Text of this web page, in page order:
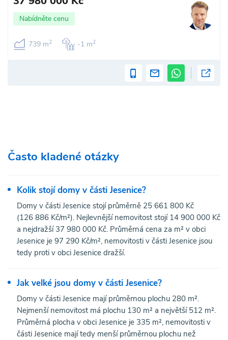
Nabídněte cenu
739 m2 -1 m2
Často kladené otázky
Kolik stojí domy v části Jesenice?
Domy v části Jesenice stojí průměrně 25 661 800 Kč
(126 886 Kč/m²). Nejlevnější nemovitost stojí 14 900 000 Kč
a nejdražší 37 980 000 Kč. Průměrná cena za m² v obci
Jesenice je 97 290 Kč/m², nemovitosti v části Jesenice jsou
tedy proti v obci Jesenice dražší.
Jak velké jsou domy v části Jesenice?
Domy v části Jesenice mají průměrnou plochu 280 m².
Nejmenší nemovitost má plochu 130 m² a největší 512 m².
Průměrná plocha v obci Jesenice je 335 m², nemovitosti v
části Jesenice mají tedy menší průměrnou plochu než